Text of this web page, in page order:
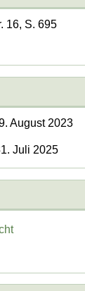
16, S. 695
August 2023
Juli 2025